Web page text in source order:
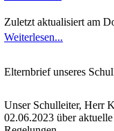
Zuletzt aktualisiert am
Weiterlesen...
Elternbrief unseres
Unser Schulleiter, Herr
02.06.2023 über